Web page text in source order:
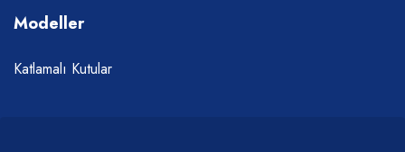
Modeller
Katlamalı Kutular